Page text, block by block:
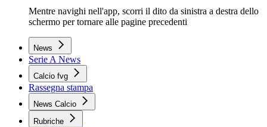
Mentre navighi nell'app, scorri il dito da sinistra a destra dello
schermo per tornare alle pagine precedenti
News
Serie A News
Calcio fvg
Rassegna stampa
News Calcio
Rubriche